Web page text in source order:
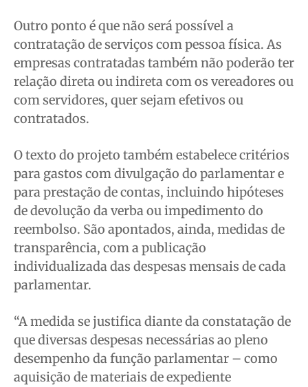
Outro ponto é que não será possível a
contratação de serviços com pessoa física. As
empresas contratadas também não poderão ter
relação direta ou indireta com os vereadores ou
com servidores, quer sejam efetivos ou
contratados.
O texto do projeto também estabelece critérios
para gastos com divulgação do parlamentar e
para prestação de contas, incluindo hipóteses
de devolução da verba ou impedimento do
reembolso. São apontados, ainda, medidas de
transparência, com a publicação
individualizada das despesas mensais de cada
parlamentar.
“A medida se justifica diante da constatação de
que diversas despesas necessárias ao pleno
desempenho da função parlamentar – como
aquisição de materiais de expediente